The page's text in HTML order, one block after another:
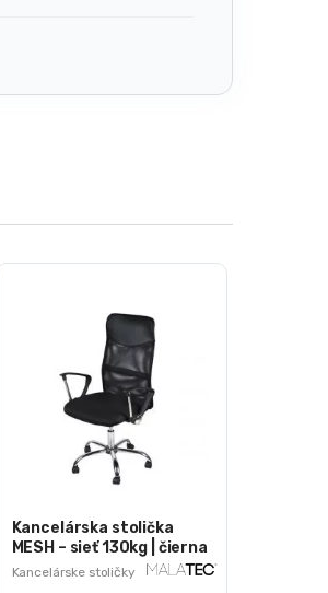
Kancelárske stoličky
Kancelárska stolička
MESH – sieť 130kg | čierna